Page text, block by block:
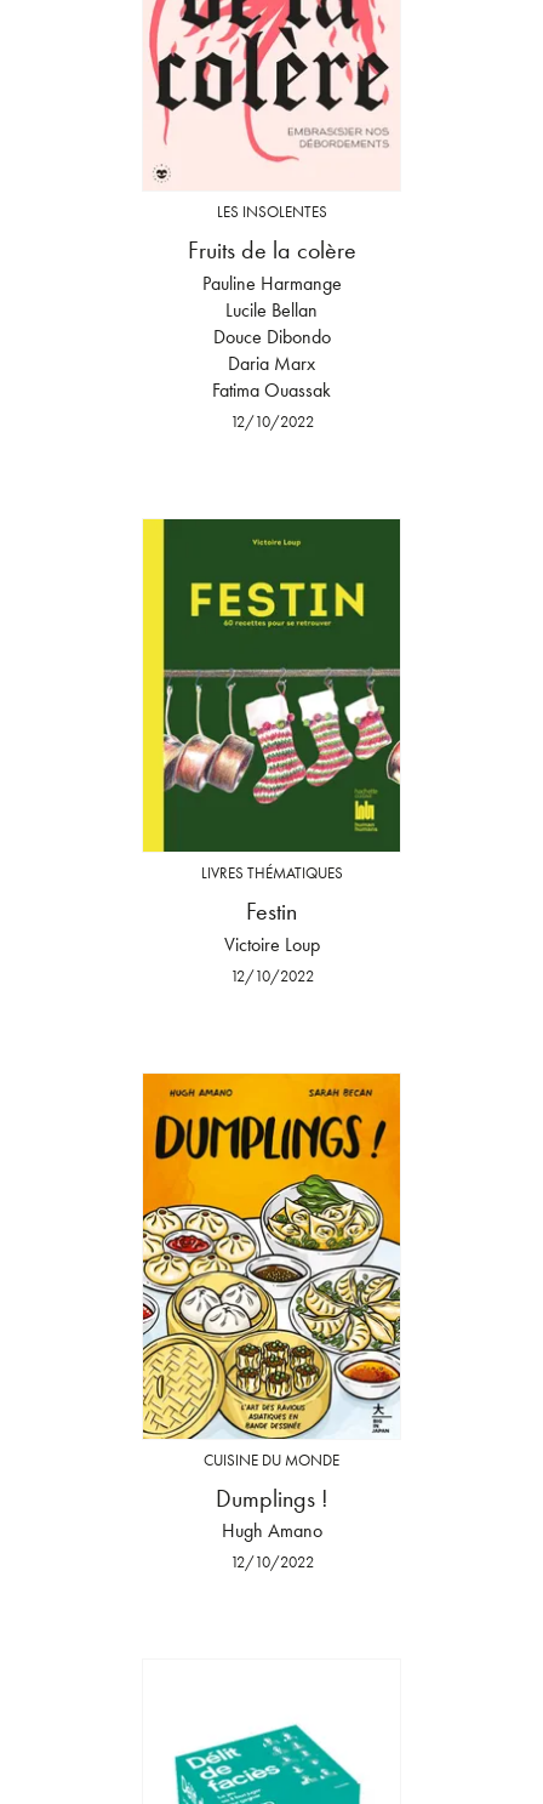
LES INSOLENTES
Fruits de la colère
Pauline Harmange
Lucile Bellan
Douce Dibondo
Daria Marx
Fatima Ouassak
12/10/2022
LIVRES THÉMATIQUES
Festin
Victoire Loup
12/10/2022
CUISINE DU MONDE
Dumplings !
Hugh Amano
12/10/2022